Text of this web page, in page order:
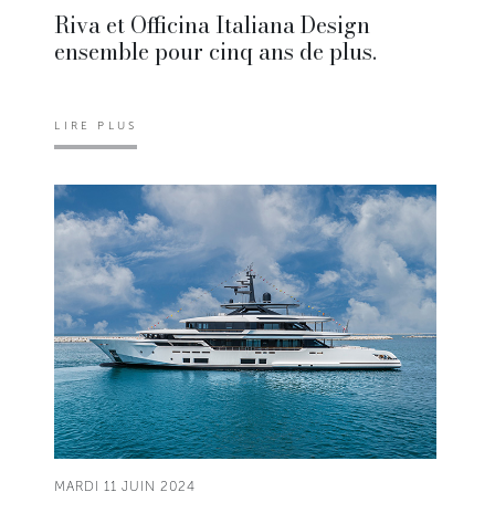
Riva et Officina Italiana Design
ensemble pour cinq ans de plus.
LIRE PLUS
MARDI 11 JUIN 2024